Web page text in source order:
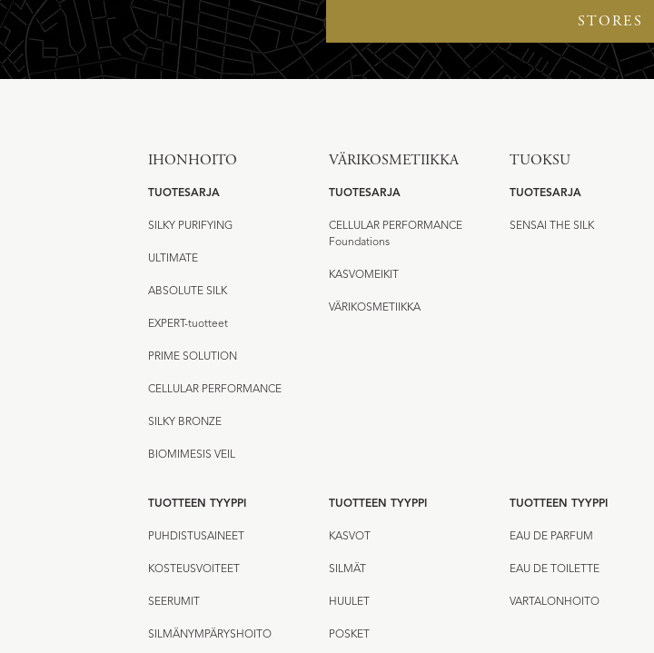
STORES
IHONHOITO
TUOTESARJA
SILKY PURIFYING
ULTIMATE
ABSOLUTE SILK
EXPERT-tuotteet
PRIME SOLUTION
CELLULAR PERFORMANCE
SILKY BRONZE
BIOMIMESIS VEIL
TUOTTEEN TYYPPI
PUHDISTUSAINEET
KOSTEUSVOITEET
SEERUMIT
SILMÄNYMPÄRYSHOITO
VÄRIKOSMETIIKKA
TUOTESARJA
CELLULAR PERFORMANCE
Foundations
KASVOMEIKIT
VÄRIKOSMETIIKKA
TUOTTEEN TYYPPI
KASVOT
SILMÄT
HUULET
POSKET
TUOKSU
TUOTESARJA
SENSAI THE SILK
TUOTTEEN TYYPPI
EAU DE PARFUM
EAU DE TOILETTE
VARTALONHOITO